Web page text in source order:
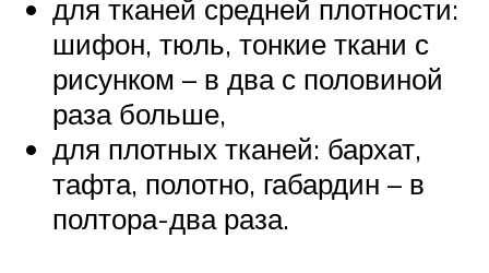
для тканей средней плотности:
шифон, тюль, тонкие ткани с
рисунком – в два с половиной
раза больше,
для плотных тканей: бархат,
тафта, полотно, габардин – в
полтора-два раза.